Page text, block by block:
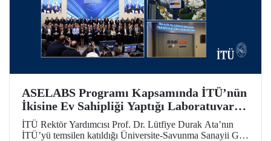
ASELABS Programı Kapsamında İTÜ’nün
İkisine Ev Sahipliği Yaptığı Laboratuvarlar
Açıldı
İTÜ Rektör Yardımcısı Prof. Dr. Lütfiye Durak Ata’nın
İTÜ’yü temsilen katıldığı Üniversite-Savunma Sanayii Güç